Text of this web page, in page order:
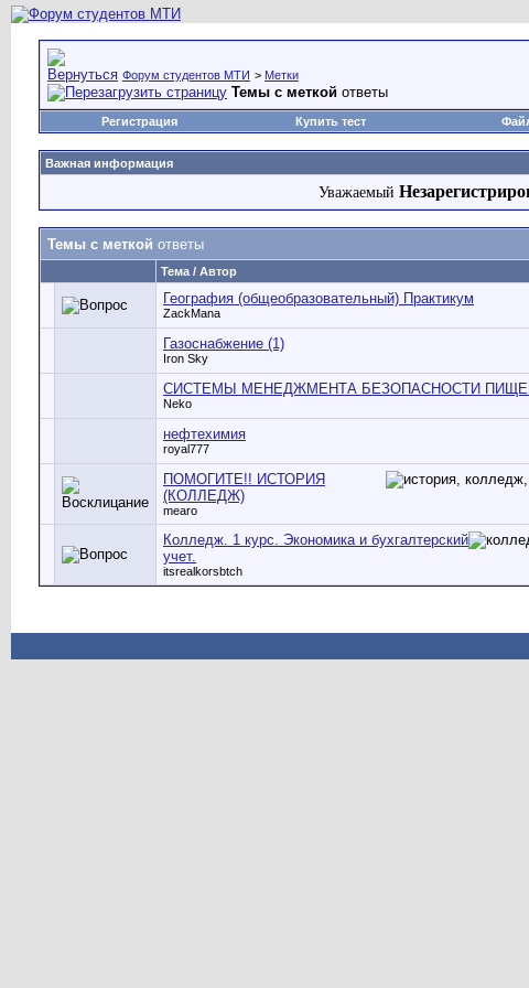
Форум студентов МТИ > Метки
Темы с меткой ответы
Регистрация Купить тест
Важная информация
Уважаемый
Темы с меткой ответы
Тема / Автор
География (общеобразовательный) Практикум
ZackMana
Газоснабжение (1)
Iron Sky
СИСТЕМЫ МЕНЕДЖМЕНТА БЕЗОПАСНОСТИ
Neko
нефтехимия
royal777
ПОМОГИТЕ!! ИСТОРИЯ
(КОЛЛЕДЖ)
mearo
Колледж. 1 курс. Экономика и бухгалтерский
учет.
itsrealkorsbtch